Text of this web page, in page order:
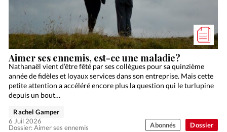
Dossier
Aimer ses ennemis, est-ce une maladie?
Nathanaël vient d’être fêté par ses collègues pour sa quinzième
année de fidèles et loyaux services dans son entreprise. Mais cette
petite attention a accéléré encore plus la question qui le turlupine
depuis un bout…
Dossier: Aimer ses ennemis
Rachel Gamper
6 Juil 2026
Abonnés